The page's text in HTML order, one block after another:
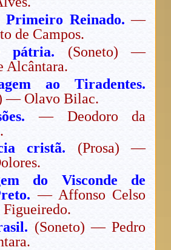
Reinado. —
de Campos.
pátria. (Soneto) —
Alcântara.
ao Tiradentes.
— Olavo Bilac.
— Deodoro da
cristã. (Prosa) —
do Visconde de
— Affonso Celso
Figueiredo.
(Soneto) — Pedro